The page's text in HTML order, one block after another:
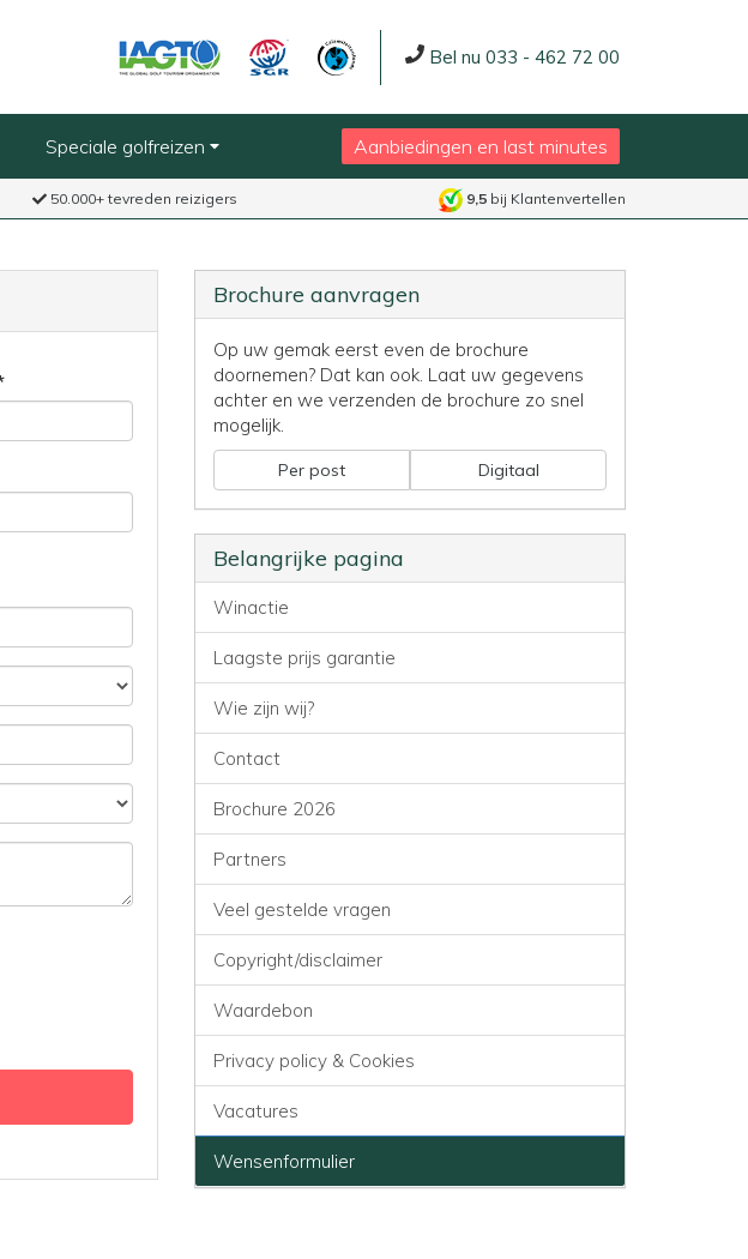
Bel nu 033 - 462 72 00
Speciale golfreizen Aanbiedingen en last minutes
50.000+ tevreden reizigers 9,5bij Klantenvertellen
Brochure aanvragen
Op uw gemak eerst even de brochure
doornemen? Dat kan ook. Laat uw gegevens
achter en we verzenden de brochure zo snel
mogelijk.
Per post Digitaal
Belangrijke pagina
Winactie
Laagste prijs garantie
Wie zijn wij?
Contact
Brochure 2026
Partners
Veel gestelde vragen
Copyright/disclaimer
Waardebon
Privacy policy & Cookies
Vacatures
Wensenformulier